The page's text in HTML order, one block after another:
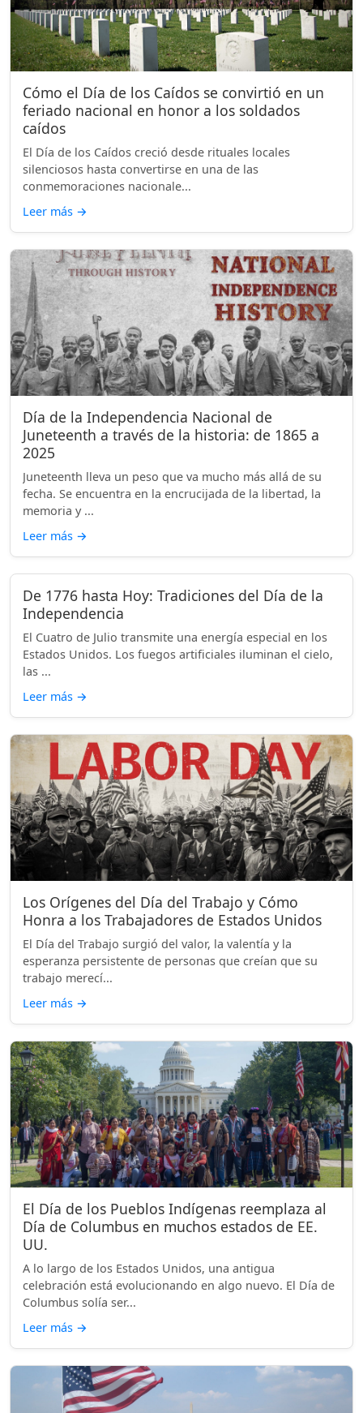
Cómo el Día de los Caídos se convirtió en un
feriado nacional en honor a los soldados
caídos
El Día de los Caídos creció desde rituales locales
silenciosos hasta convertirse en una de las
conmemoraciones nacionale...
Leer más →
Día de la Independencia Nacional de
Juneteenth a través de la historia: de 1865 a
2025
Juneteenth lleva un peso que va mucho más allá de su
fecha. Se encuentra en la encrucijada de la libertad, la
memoria y ...
Leer más →
De 1776 hasta Hoy: Tradiciones del Día de la
Independencia
El Cuatro de Julio transmite una energía especial en los
Estados Unidos. Los fuegos artificiales iluminan el cielo,
las ...
Leer más →
Los Orígenes del Día del Trabajo y Cómo
Honra a los Trabajadores de Estados Unidos
El Día del Trabajo surgió del valor, la valentía y la
esperanza persistente de personas que creían que su
trabajo merecí...
Leer más →
El Día de los Pueblos Indígenas reemplaza al
Día de Columbus en muchos estados de EE.
UU.
A lo largo de los Estados Unidos, una antigua
celebración está evolucionando en algo nuevo. El Día de
Columbus solía ser...
Leer más →